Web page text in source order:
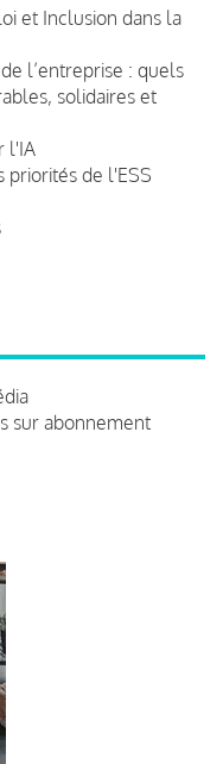
et Inclusion dans la
l’entreprise : quels
solidaires et
l'IA
de l'ESS
sur abonnement